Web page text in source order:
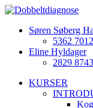
Søren Søberg
5362 7012
Eline Hyldager
2829 8743
KURSER